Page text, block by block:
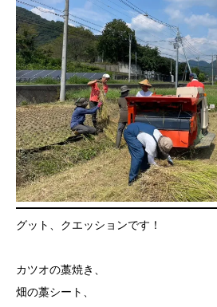
グット、クエッションです！
カツオの藁焼き、
畑の藁シート、